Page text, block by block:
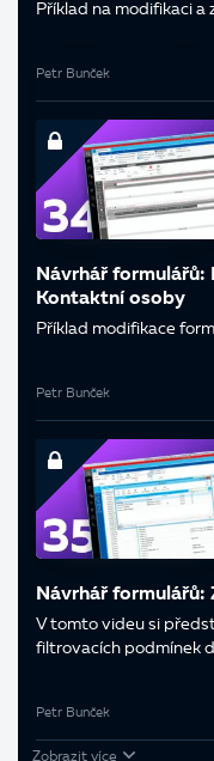
Příklad na modifikaci a
Petr Bunček
Návrhář
Kontaktní osoby
Příklad modifikace
Petr Bunček
Návrhář
V tomto videu si
filtrovacích podmínek
Petr Bunček
Zobrazit více